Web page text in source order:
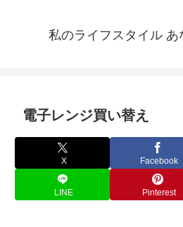
私のライフスタイル あ
電子レンジ買い替え
X Facebook
LINE Pinterest